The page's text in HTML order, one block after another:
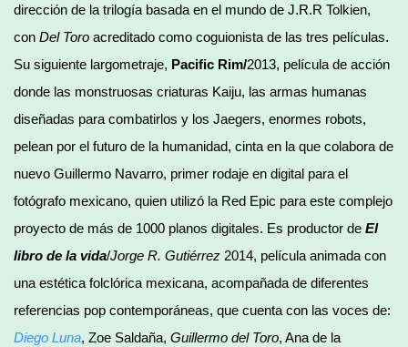
dirección de la trilogía basada en el mundo de J.R.R Tolkien,
con Del Toro acreditado como coguionista de las tres películas.
Su siguiente largometraje, Pacific Rim/2013, película de acción
donde las monstruosas criaturas Kaiju, las armas humanas
diseñadas para combatirlos y los Jaegers, enormes robots,
pelean por el futuro de la humanidad, cinta en la que colabora de
nuevo Guillermo Navarro, primer rodaje en digital para el
fotógrafo mexicano, quien utilizó la Red Epic para este complejo
proyecto de más de 1000 planos digitales. Es productor de El
libro de la vida/Jorge R. Gutiérrez 2014, película animada con
una estética folclórica mexicana, acompañada de diferentes
referencias pop contemporáneas, que cuenta con las voces de:
Diego Luna, Zoe Saldaña, Guillermo del Toro, Ana de la